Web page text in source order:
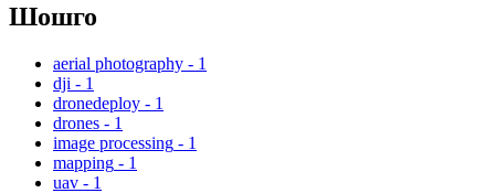
Шошго
aerial photography - 1
dji - 1
dronedeploy - 1
drones - 1
image processing - 1
mapping - 1
uav - 1